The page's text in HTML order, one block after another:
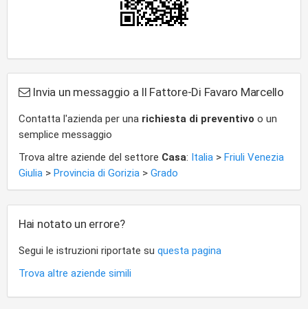
Invia un messaggio a Il Fattore-Di Favaro Marcello
Contatta l'azienda per una richiesta di preventivo o un
semplice messaggio
Trova altre aziende del settore Casa: Italia > Friuli Venezia
Giulia > Provincia di Gorizia > Grado
Hai notato un errore?
Segui le istruzioni riportate su questa pagina
Trova altre aziende simili